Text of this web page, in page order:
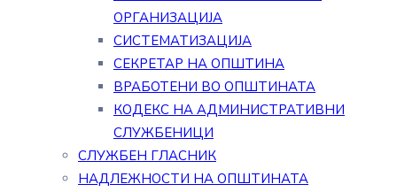
ОРГАНИЗАЦИЈА
СИСТЕМАТИЗАЦИЈА
СЕКРЕТАР НА ОПШТИНА
ВРАБОТЕНИ ВО ОПШТИНАТА
КОДЕКС НА АДМИНИСТРАТИВНИ
СЛУЖБЕНИЦИ
СЛУЖБЕН ГЛАСНИК
НАДЛЕЖНОСТИ НА ОПШТИНАТА